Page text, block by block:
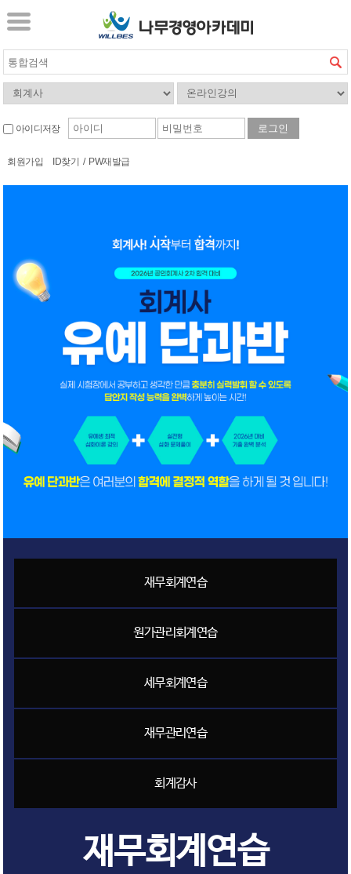
아이디저장
회원가입 ID찾기 / PW재발급
재무회계연습
원가관리회계연습
세무회계연습
재무관리연습
회계감사
재무회계연습